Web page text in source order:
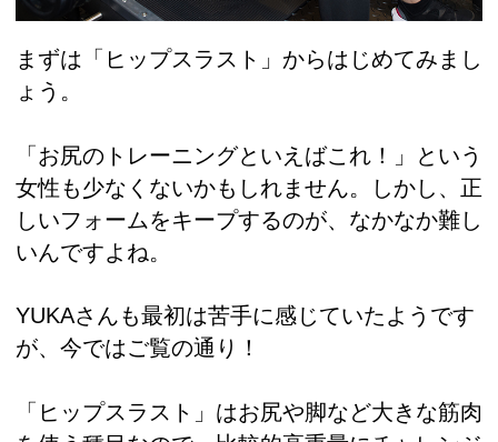
まずは「ヒップスラスト」からはじめてみまし
ょう。
「お尻のトレーニングといえばこれ！」という
女性も少なくないかもしれません。しかし、正
しいフォームをキープするのが、なかなか難し
いんですよね。
YUKAさんも最初は苦手に感じていたようです
が、今ではご覧の通り！
「ヒップスラスト」はお尻や脚など大きな筋肉